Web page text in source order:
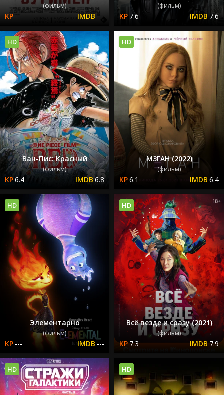
(фильм)
--- ---
(фильм)
7.6 7.6
Ван-Пис: Красный
(фильм)
6.4 6.8
HD
М3ГАН (2022)
(фильм)
6.1 6.4
HD
Элементарно
(фильм)
--- ---
HD
Всё везде и сразу (2021)
(фильм)
7.3 7.9
HD
HD HD